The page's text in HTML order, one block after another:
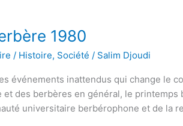
1980
/ Histoire, Société / Salim Djoudi
événements inattendus qui change le
et des berbères en général, le
universitaire berbérophone et de la